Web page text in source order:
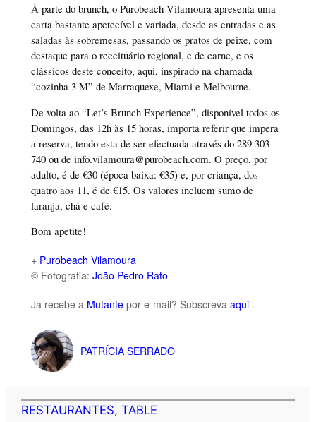
À parte do brunch, o Purobeach Vilamoura apresenta uma
carta bastante apetecível e variada, desde as entradas e as
saladas às sobremesas, passando os pratos de peixe, com
destaque para o receituário regional, e de carne, e os
clássicos deste conceito, aqui, inspirado na chamada
“cozinha 3 M” de Marraquexe, Miami e Melbourne.
De volta ao “Let’s Brunch Experience”, disponível todos os
Domingos, das 12h às 15 horas, importa referir que impera
a reserva, tendo esta de ser efectuada através do 289 303
740 ou de info.vilamoura@purobeach.com. O preço, por
adulto, é de €30 (época baixa: €35) e, por criança, dos
quatro aos 11, é de €15. Os valores incluem sumo de
laranja, chá e café.
Bom apetite!
+ Purobeach Vilamoura
© Fotografia: João Pedro Rato
Já recebe a Mutantepor e-mail? Subscreva aqui .
PATRÍCIA SERRADO
RESTAURANTES, TABLE